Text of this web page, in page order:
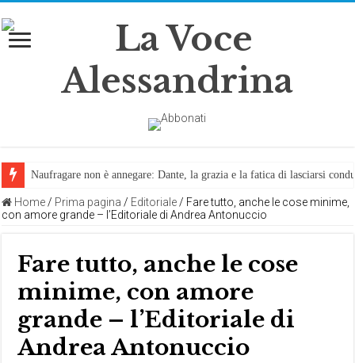
Naufragare non è annegare: Dante, la grazia e la fatica di lasciarsi
Home / Prima pagina / Editoriale / Fare tutto, anche le cose minime,
con amore grande – l’Editoriale di Andrea Antonuccio
Fare tutto, anche le cose
minime, con amore
grande – l’Editoriale di
Andrea Antonuccio